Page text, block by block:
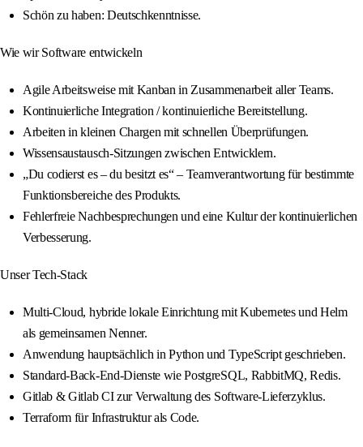
Schön zu haben: Deutschkenntnisse.
Wie wir Software entwickeln
Agile Arbeitsweise mit Kanban in Zusammenarbeit aller Teams.
Kontinuierliche Integration / kontinuierliche Bereitstellung.
Arbeiten in kleinen Chargen mit schnellen Überprüfungen.
Wissensaustausch-Sitzungen zwischen Entwicklern.
„Du codierst es – du besitzt es“ – Teamverantwortung für bestimmte
Funktionsbereiche des Produkts.
Fehlerfreie Nachbesprechungen und eine Kultur der kontinuierlichen
Verbesserung.
Unser Tech-Stack
Multi-Cloud, hybride lokale Einrichtung mit Kubernetes und Helm
als gemeinsamen Nenner.
Anwendung hauptsächlich in Python und TypeScript geschrieben.
Standard-Back-End-Dienste wie PostgreSQL, RabbitMQ, Redis.
Gitlab & Gitlab CI zur Verwaltung des Software-Lieferzyklus.
Terraform für Infrastruktur als Code.